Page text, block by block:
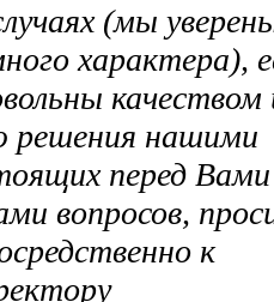
(мы
характера),
качеством
решения нашими
перед Вами
вопросов,
к